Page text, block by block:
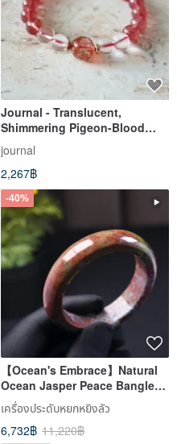
Journal - Translucent,
Shimmering Pigeon-Blood
Red Strawberry Quartz x Gold
Super Seven x White Crystal
Beaded Bracelet
journal
2,267฿
-40%
【Ocean's Embrace】Natural
Ocean Jasper Peace Bangle
Bracelet | Fits Size 17 | Gift
Idea
เครื่องประดับหยกหยิงลัว
6,732฿ 11,220฿